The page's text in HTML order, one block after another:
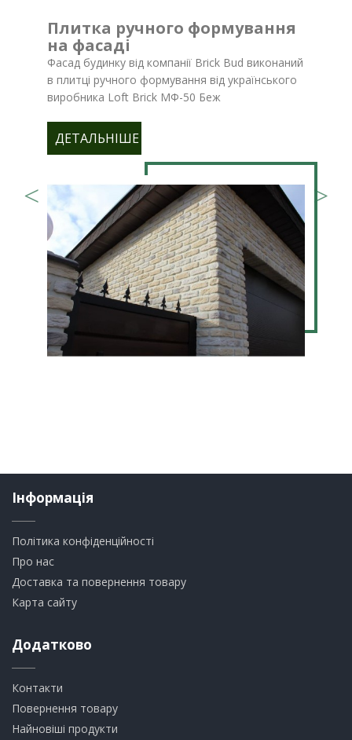
Плитка ручного формування
на фасаді
Фасад будинку від компанії Brick Bud виконаний
в плитці ручного формування від українського
виробника Loft Brick МФ-50 Беж
ДЕТАЛЬНІШЕ
Інформація
Політика конфіденційності
Про нас
Доставка та повернення товару
Карта сайту
Додатково
Контакти
Повернення товару
Найновіші продукти